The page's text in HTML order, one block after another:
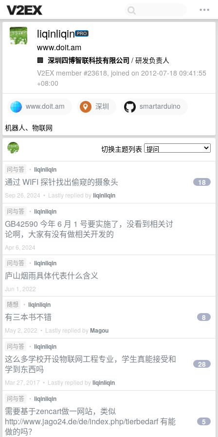
liqinliqin PRO
www.doit.am
🏢 深圳四博智联科技有限公司 / 研发负责人
V2EX member #23618, joined on 2012-07-18 09:41:55
+08:00
www.doit.am 深圳 smartarduino
机器人、物联网
切换主题列表
问与答 • liqinliqin
通过 WIFI 探针找出偷窥的摄象头
Sep 26, 2024 • Lastly replied byliqinliqin
18
问与答 • liqinliqin
GB42590 今年 6 月 1 号要实施了，没看到相关讨
论啊，大家有没有做相关开发的
Apr 6, 2024
问与答
• liqinliqin
庐山烟雨具体代表什么含义
Jun 1, 2022
随想
• liqinliqin
有三本书不错
May 2, 2022 • Lastly replied byMagou
8
问与答 • liqinliqin
这么多学校开设物联网工程专业，学生真能接受和
学到东西吗
Mar 27, 2017 • Lastly replied byliqinliqin
28
问与答 • liqinliqin
需要基于zencart做一网站，类似
http://www.jago24.de/de/index.php/tierbedarf 有能
做的吗？
5